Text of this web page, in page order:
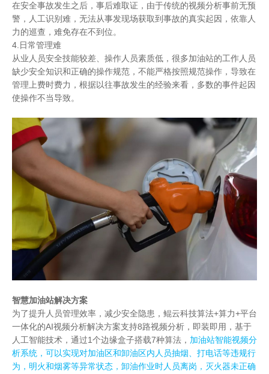
在安全事故发生之后，事后难取证，由于传统的视频分析事前无预
警，人工识别难，无法从事发现场获取到事故的真实起因，依靠人
力的巡查，难免存在不到位。
4.日常管理难
从业人员安全技能较差、操作人员素质低，很多加油站的工作人员
缺少安全知识和正确的操作规范，不能严格按照规范操作，导致在
管理上费时费力，根据以往事故发生的经验来看，多数的事件起因
使操作不当导致。
智慧加油站解决方案
为了提升人员管理效率，减少安全隐患，鲲云科技算法+算力+平台
一体化的AI视频分析解决方案支持8路视频分析，即装即用，基于
人工智能技术，通过1个边缘盒子搭载7种算法， 加油站智能视频分
析系统，可以实现对加油区和卸油区内人员抽烟、打电话等违规行
为，明火和烟雾等异常状态，卸油作业时人员离岗，灭火器未正确